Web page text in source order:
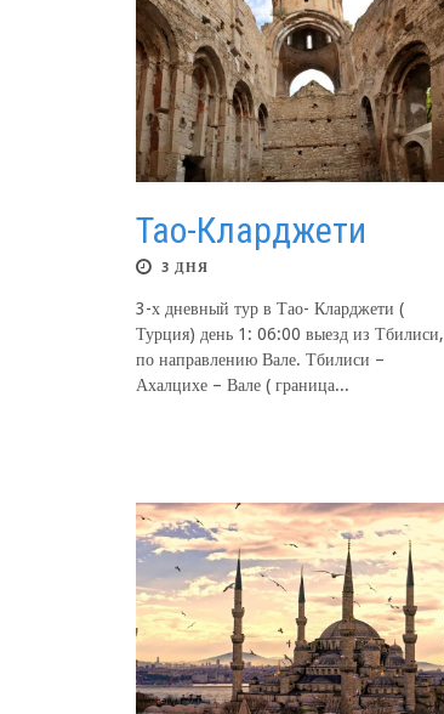
Тао-Кларджети
3 ДНЯ
3-х дневный тур в Тао- Кларджети (
Турция) день 1: 06:00 выезд из Тбилиси,
по направлению Вале. Тбилиси –
Ахалцихе – Вале ( граница...